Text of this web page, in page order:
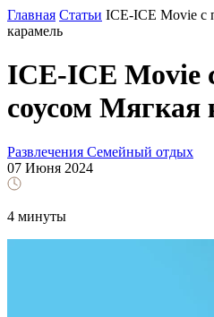
Главная Статьи ICE-ICE Movie с
карамель
ICE-ICE Movie
соусом Мягкая
Развлечения Семейный отдых
07 Июня 2024
4 минуты